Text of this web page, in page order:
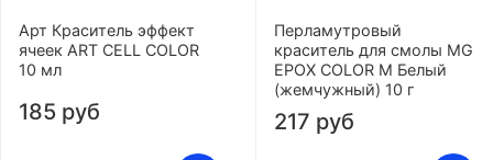
Арт Краситель эффект
ячеек ART CELL COLOR
10 мл
185 руб
Перламутровый
краситель для смолы MG
EPOX COLOR M Белый
(жемчужный) 10 г
217 руб